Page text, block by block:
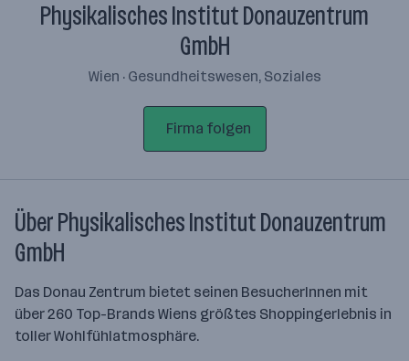
Physikalisches Institut Donauzentrum
GmbH
Wien · Gesundheitswesen, Soziales
Firma folgen
Über Physikalisches Institut Donauzentrum
GmbH
Das Donau Zentrum bietet seinen BesucherInnen mit
über 260 Top-Brands Wiens größtes Shoppingerlebnis in
toller Wohlfühlatmosphäre.